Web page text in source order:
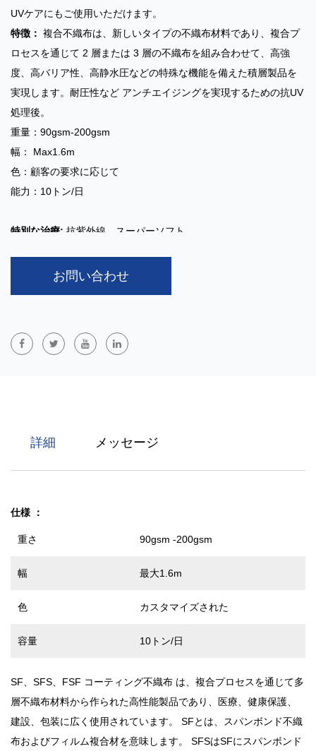
UVケアにもご使用いただけます。
特徴： 複合不織布は、新しいタイプの不織布材料であり、複合プ
ロセスを通じて 2 層または 3 層の不織布を組み合わせて、高強
度、高バリア性、高静水圧などの特殊な機能を備えた積層製品を
実現します。耐圧性など アンチエイジングを実現するための抗UV
処理後。
重量：90gsm-200gsm
幅： Max1.6m
色：顧客の要求に応じて
能力：10トン/日
特別な治療: 抗紫外線、スーパーソフト
防護服、レインコート、テント、おむつなど
加したもので、FSFは2層のフィルムの間にスパンボンド層を挟ん
お問い合わせ
詳細 メッセージ
仕様 ：
重さ 90gsm -200gsm
幅 最大1.6m
色 カスタマイズされた
容量 10トン/日
SF、SFS、FSF コーティング不織布 は、複合プロセスを通じて多
層不織布材料から作られた高性能製品であり、医療、健康保護、
建設、包装に広く使用されています。 SFとは、スパンボンド不織
布およびフィルム複合材を意味します。 SFSはSFにスパンボンド